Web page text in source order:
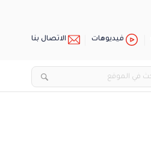
فيديوهات الاتصال بنا